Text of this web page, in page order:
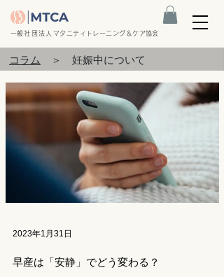
​一般社団法人 マタニティトレーニング＆ケア協会
コラム ＞ 妊娠中について
早産は「安静」でどう変わる？
2023年1月31日